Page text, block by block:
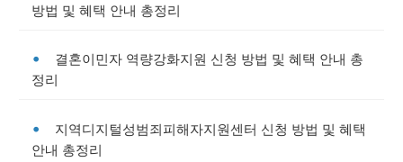
방법 및 혜택 안내 총정리
결혼이민자 역량강화지원 신청 방법 및 혜택 안내 총
정리
지역디지털성범죄피해자지원센터 신청 방법 및 혜택
안내 총정리